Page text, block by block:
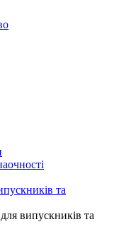
та
випускників та